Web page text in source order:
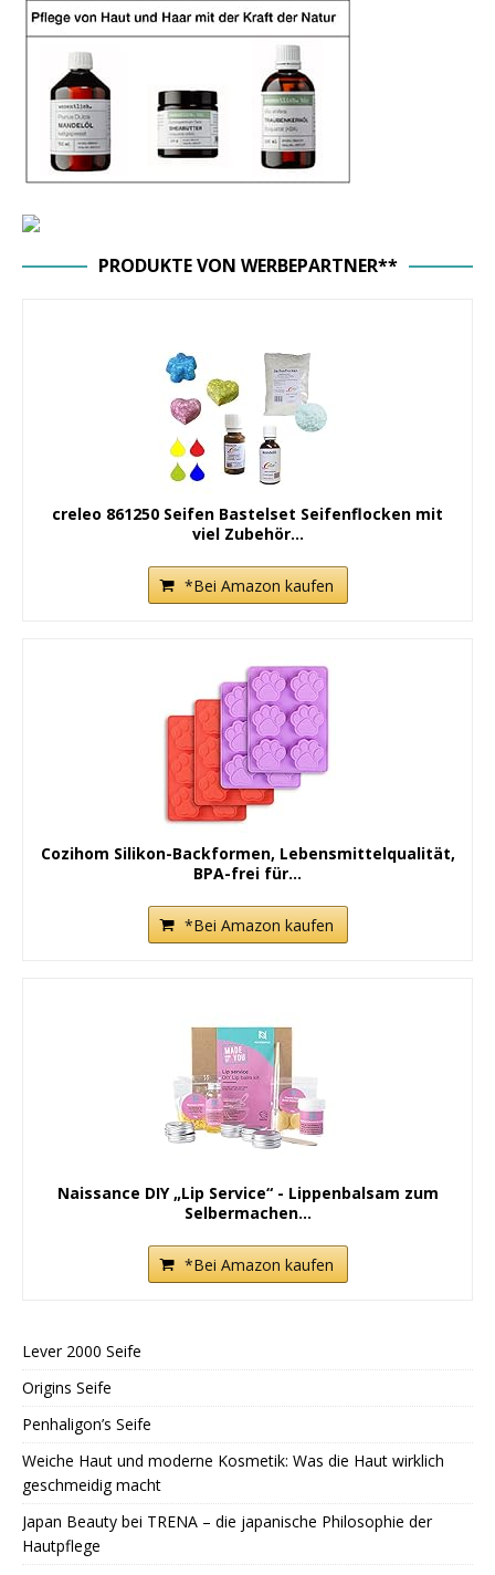
PRODUKTE VON WERBEPARTNER**
creleo 861250 Seifen Bastelset Seifenflocken mit
viel Zubehör...
*Bei Amazon kaufen
Cozihom Silikon-Backformen, Lebensmittelqualität,
BPA-frei für...
*Bei Amazon kaufen
Naissance DIY „Lip Service“ - Lippenbalsam zum
Selbermachen...
*Bei Amazon kaufen
Lever 2000 Seife
Origins Seife
Penhaligon’s Seife
Weiche Haut und moderne Kosmetik: Was die Haut wirklich
geschmeidig macht
Japan Beauty bei TRENA – die japanische Philosophie der
Hautpflege